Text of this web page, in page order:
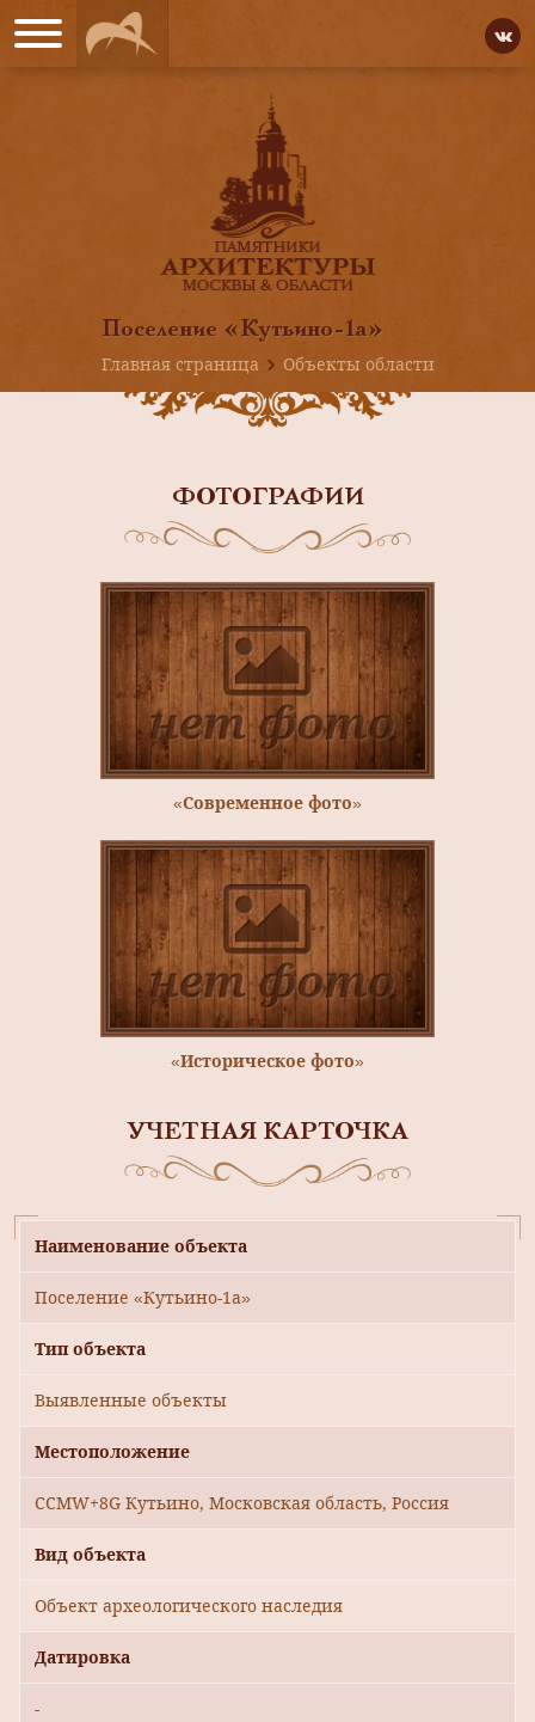
Поселение «Кутьино-1а»
Главная страница
Объекты области
ФОТОГРАФИИ
«Современное фото»
«Историческое фото»
УЧЕТНАЯ КАРТОЧКА
Наименование объекта
Поселение «Кутьино-1а»
Тип объекта
Выявленные объекты
Местоположение
CCMW+8G Кутьино, Московская область, Россия
Вид объекта
Объект археологического наследия
Датировка
-